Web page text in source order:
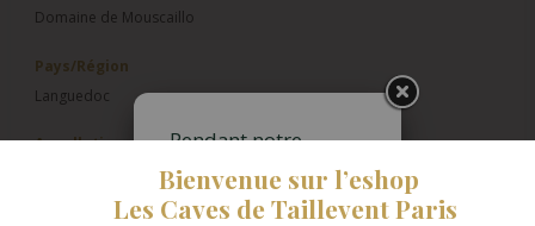
Bienvenue sur l’eshop
Les Caves de Taillevent Paris
Domaine de Mouscaillo
Pays/Région
Languedoc
Appellation
Pendant notre
fermeture estivale,
vous pouvez
continuer à passer